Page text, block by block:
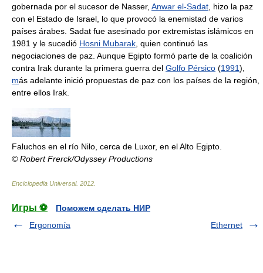
gobernada por el sucesor de Nasser, Anwar el-Sadat, hizo la paz
con el Estado de Israel, lo que provocó la enemistad de varios
países árabes. Sadat fue asesinado por extremistas islámicos en
1981 y le sucedió Hosni Mubarak, quien continuó las
negociaciones de paz. Aunque Egipto formó parte de la coalición
contra Irak durante la primera guerra del Golfo Pérsico (1991),
más adelante inició propuestas de paz con los países de la región,
entre ellos Irak.
Faluchos en el río Nilo, cerca de Luxor, en el Alto Egipto.
© Robert Frerck/Odyssey Productions
Enciclopedia Universal. 2012
Игры ⚽
Поможем сделать НИР
Ergonomía
Ethernet